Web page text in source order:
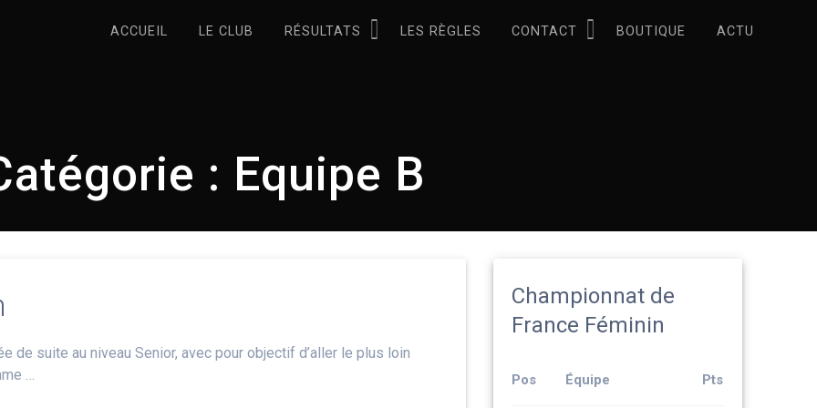
ACCUEIL LE CLUB RÉSULTATS LES RÈGLES CONTACT BOUTIQUE ACTU
: Equipe B
de suite au niveau Senior, avec pour objectif d’aller le plus loin
…
Championnat de
France Féminin
Pos Équipe Pts